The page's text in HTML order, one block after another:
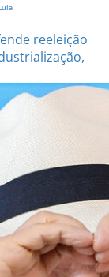
reeleição